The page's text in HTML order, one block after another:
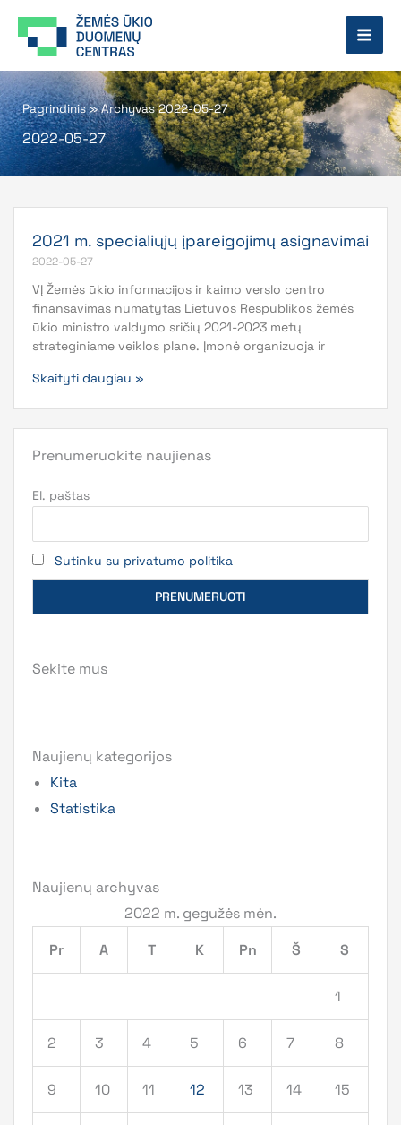
prie
Pagrindinis»Archyvas 2022-05-27
2022-05-27
2021 m. specialiųjų įpareigojimų asignavimai
2022-05-27
VĮ Žemės ūkio informacijos ir kaimo verslo centro
finansavimas numatytas Lietuvos Respublikos žemės
ūkio ministro valdymo sričių 2021-2023 metų
strateginiame veiklos plane. Įmonė organizuoja ir
Skaityti daugiau »
Prenumeruokite naujienas
El. paštas
Sutinku su privatumo politika
Sekite mus
Naujienų kategorijos
Kita
Statistika
Naujienų archyvas
2022 m. gegužės mėn.
Pr
A T K Pn Š S
1
2 3 4 5 6 7 8
9 10 11 12 13 14 15